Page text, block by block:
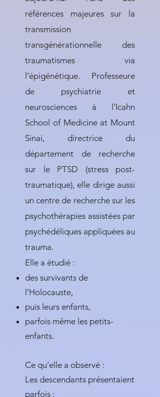
références majeures sur la
transmission
transgénérationnelle des
traumatismes via
l’épigénétique. Professeure
de psychiatrie et
neurosciences à l’Icahn
School of Medicine at Mount
Sinai, directrice du
département de recherche
sur le PTSD (stress post-
traumatique), elle dirige aussi
un centre de recherche sur les
psychothérapies assistées par
psychédéliques appliquées au
trauma.
Elle a étudié :
des survivants de
l’Holocauste,
puis leurs enfants,
parfois même les petits-
enfants.
Ce qu’elle a observé :
Les descendants présentaient
parfois :